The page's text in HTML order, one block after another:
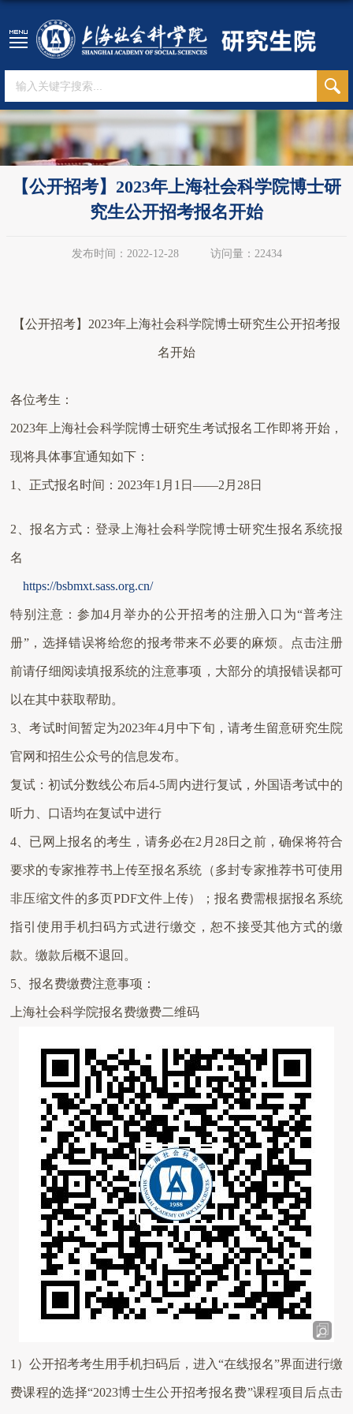
【公开招考】2023年上海社会科学院博士研
究生公开招考报名开始
发布时间：2022-12-28 访问量： 22434
【公开招考】 2023年上海社会科学院博士研究生公开招考报
名开始
各位考生：
2023年上海社会科学院博士研究生考试报名工作即将开始，
现将具体事宜通知如下：
1、正式报名时间： 2023年1 月 1 日——2 月 28日
2 、报名方式：登录上海社会科学院博士研究生报名系统报
名
https://bsbmxt.sass.org.cn/
特别注意：参加4 月举办的公开招考的注册入口为“普考注
册”，选择错误将给您的报考带来不必要的麻烦。点击注册
前请仔细阅读填报系统的注意事项，大部分的填报错误都可
以在其中获取帮助。
3 、考试时间暂定为2023年4月中下旬，请考生留意研究生院
官网和招生公众号的信息发布。
复试：初试分数线公布后4-5周内进行复试，外国语考试中的
听力、口语均在复试中进行
4 、已网上报名的考生，请务必在2 月 28日之前，确保将符合
要求的专家推荐书上传至报名系统（多封专家推荐书可使用
非压缩文件的多页PDF文件上传）；报名费需根据报名系统
指引使用手机扫码方式进行缴交，恕不接受其他方式的缴
款。缴款后概不退回。
5 、报名费缴费注意事项：
上海社会科学院报名费缴费二维码
1 ）公开招考考生用手机扫码后，进入“在线报名”界面进行缴
费课程的选择“2023博士生公开招考报名费”课程项目后点击